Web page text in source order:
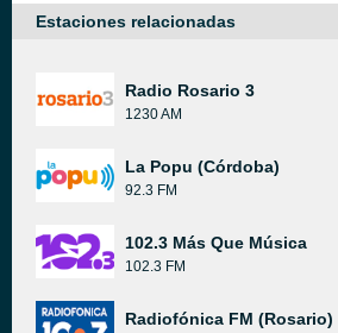
Estaciones relacionadas
Radio Rosario 3
1230 AM
La Popu (Córdoba)
92.3 FM
102.3 Más Que Música
102.3 FM
Radiofónica FM (Rosario)